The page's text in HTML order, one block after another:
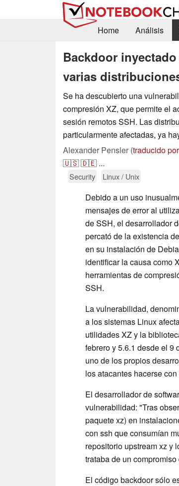
Home
Análisis
Backdoor
varias
Se ha descubierto una
compresión XZ, que permite el
sesión remotos SSH. Las
particularmente afectadas, ya
Alexander Pensler (traducido por
🇺🇸🇩🇪 ...
Security Linux / Unix
Debido a un uso
mensajes de error al
de SSH, el desarrollador
percató de la existencia
en su instalación de
identificar la causa como
herramientas de
SSH.
La vulnerabilidad,
a los sistemas Linux
utilidades XZ y la
febrero y 5.6.1 desde el 9
uno de los propios
los atacantes hacerse
El desarrollador de
vulnerabilidad: "Tras
paquete xz) en
con ssh que consumían
repositorio upstream xz y
trataba de un
El código backdoor sólo